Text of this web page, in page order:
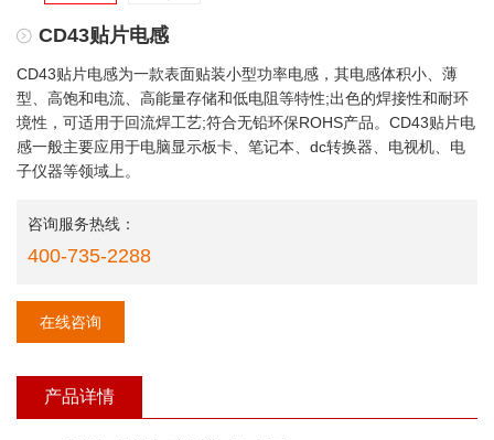
CD43贴片电感
CD43贴片电感为一款表面贴装小型功率电感，其电感体积小、薄
型、高饱和电流、高能量存储和低电阻等特性;出色的焊接性和耐环
境性，可适用于回流焊工艺;符合无铅环保ROHS产品。CD43贴片电
感一般主要应用于电脑显示板卡、笔记本、dc转换器、电视机、电
子仪器等领域上。
咨询服务热线：
400-735-2288
在线咨询
产品详情